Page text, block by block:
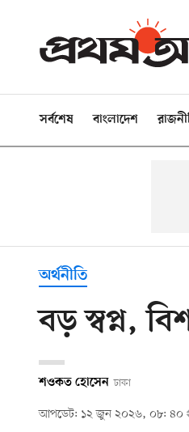
সর্বশেষ বাংলাদেশ
অর্থনীতি
বড় স্বপ্ন,
শওকত হোসেন ঢাকা
আপডেট: ১২ জুন ২০২৬, ০৮: ৪০